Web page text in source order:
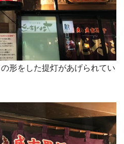
形をした提灯があげられてい